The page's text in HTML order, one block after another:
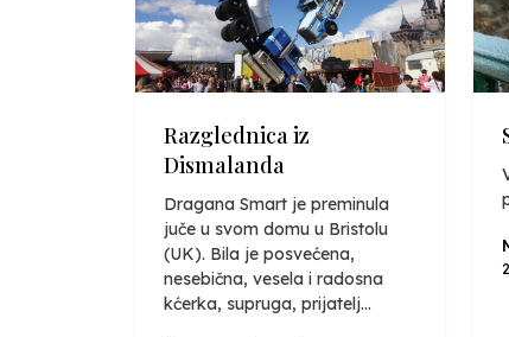
Razglednica iz
Dismalanda
Dragana Smart je preminula
juče u svom domu u Bristolu
(UK). Bila je posvećena,
nesebična, vesela i radosna
kćerka, supruga, prijatelj...